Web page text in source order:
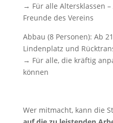
→ Für alle Altersklassen
Freunde des Vereins
Abbau (8 Personen): Ab
Lindenplatz und
→ Für alle, die kräftig
können
Wer mitmacht, kann die